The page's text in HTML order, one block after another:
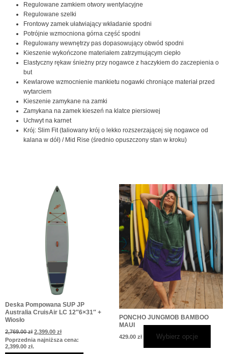
Regulowane zamkiem otwory wentylacyjne
Regulowane szelki
Frontowy zamek ułatwiający wkładanie spodni
Potrójnie wzmocniona górna część spodni
Regulowany wewnętrzy pas dopasowujący obwód spodni
Kieszenie wykończone materiałem zatrzymującym ciepło
Elastyczny rękaw śnieżny przy nogawce z haczykiem do zaczepienia o
but
Kewlarowe wzmocnienie mankietu nogawki chroniące materiał przed
wytarciem
Kieszenie zamykane na zamki
Zamykana na zamek kieszeń na klatce piersiowej
Uchwyt na karnet
Krój: Slim Fit (taliowany krój o lekko rozszerzającej się nogawce od
kalana w dół) / Mid Rise (średnio opuszczony stan w kroku)
Deska Pompowana SUP JP
Australia CruisAir LC 12″6×31″ +
Wiosło
2,769.00zł
Pierwotna
wynosiła:
2,769.00 zł.
2,399.00 zł
cena
wynosi:
2,399.00 zł.
Poprzednia najniższa cena:
2,399.00 zł.
PONCHO JUNGMOB BAMBOO
MAUI
429.00 zł Wybierz opcje
Ten
ma
wiele
Opcje
na